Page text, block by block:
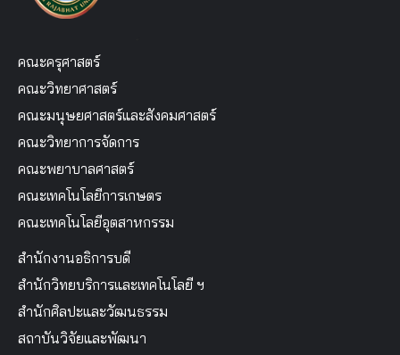
คณะครุศาสตร์
คณะวิทยาศาสตร์
คณะมนุษยศาสตร์และสังคมศาสตร์
คณะวิทยาการจัดการ
คณะพยาบาลศาสตร์
คณะเทคโนโลยีการเกษตร
คณะเทคโนโลยีอุตสาหกรรม
สำนักงานอธิการบดี
สำนักวิทยบริการและเทคโนโลยี ฯ
สำนักศิลปะและวัฒนธรรม
สถาบันวิจัยและพัฒนา